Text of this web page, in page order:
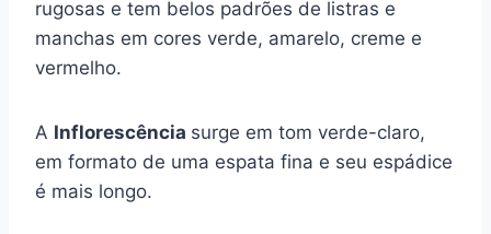
rugosas e tem belos padrões de listras e
manchas em cores verde, amarelo, creme e
vermelho.
A Inflorescência surge em tom verde-claro,
em formato de uma espata fina e seu espádice
é mais longo.